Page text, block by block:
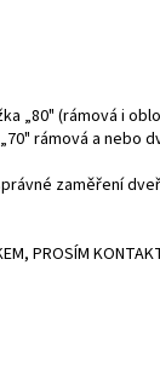
„80" (rámová i
rámová a nebo
zaměření
PROSÍM